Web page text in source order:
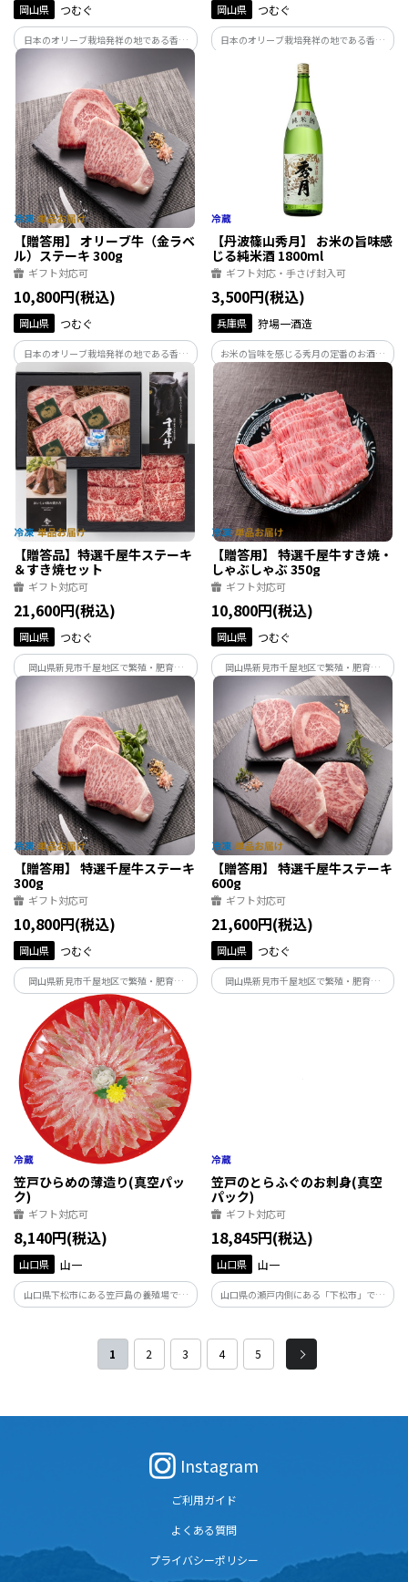
岡山県 つむぐ
日本のオリーブ栽培発祥の地である香川
気候風土のなかで古くから育まれてきた
讃岐牛。2つの歴史が融合しオリーブ搾り
果実を与え育て上げた讃岐牛、それが
「オリーブ牛」です。
岡山県 つむぐ
日本のオリーブ栽培発祥の地である香川
気候風土のなかで古くから育まれてきた
讃岐牛。2つの歴史が融合しオリーブ搾り
果実を与え育て上げた讃岐牛、それが
「オリーブ牛」です。
【贈答用】 オリーブ牛（金ラベ
ル）ステーキ 300g
ギフト対応可
10,800円(税込)
岡山県 つむぐ
日本のオリーブ栽培発祥の地である香川
県・小豆島のオリーブと瀬戸内の温暖な
気候風土のなかで古くから育まれてきた
讃岐牛。2つの歴史が融合しオリーブ搾り
果実を与え育て上げた讃岐牛、それが
「オリーブ牛」です。
【丹波篠山秀月】 お米の旨味感
じる純米酒 1800ml
ギフト対応・手さげ封入可
3,500円(税込)
兵庫県 狩場一酒造
お米の旨味を感じる秀月の定番のお酒。
丹波篠山の豊かな自然の中で、丹波杜氏
の技により丁寧に仕込まれた特別純米酒
です。１年以上貯蔵することで落ち着いた
味になり、和食中心に食事に寄り添うお
酒です。
【贈答品】特選千屋牛ステーキ
＆すき焼セット
ギフト対応可
21,600円(税込)
岡山県 つむぐ
岡山県新見市千屋地区で繁殖・肥育さ
蔓牛（つるうし）、「竹の谷蔓（たけの
たにつる）」の血統を引く年間生産頭数
700頭に満たない希少価値の高い「千屋
牛」をお届け。
【贈答用】 特選千屋牛すき焼・
しゃぶしゃぶ 350g
ギフト対応可
10,800円(税込)
岡山県 つむぐ
岡山県新見市千屋地区で繁殖・肥育さ
れ、日本最古の和牛のルーツといわれる
蔓牛（つるうし）、「竹の谷蔓（たけの
たにつる）」の血統を引く年間生産頭数
700頭に満たない希少価値の高い「千屋
牛」をお届け。
【贈答用】 特選千屋牛ステーキ
300g
ギフト対応可
10,800円(税込)
岡山県 つむぐ
岡山県新見市千屋地区で繁殖・肥育さ
れ、日本最古の和牛のルーツといわれる
蔓牛（つるうし）、「竹の谷蔓（たけの
たにつる）」の血統を引く年間生産頭数
700頭に満たない希少価値の高い「千屋
牛」をお届け。
【贈答用】 特選千屋牛ステーキ
600g
ギフト対応可
21,600円(税込)
岡山県 つむぐ
岡山県新見市千屋地区で繁殖・肥育さ
れ、日本最古の和牛のルーツといわれる
笠戸ひらめの薄造り(真空パッ
ク)
ギフト対応可
8,140円(税込)
山口県 山一
山口県下松市にある笠戸島の養殖場で育
てられたブランドひらめ「笠戸ひらめ」
育てられた下松市を代表する特産品です。
笠戸のとらふぐのお刺身(真空
パック)
ギフト対応可
18,845円(税込)
山口県 山一
山口県の瀬戸内側にある「下松市」で大
切に育てられた「笠戸とらふぐ」です。最
みください。
1 2 3 4 5
Instagram
ご利用ガイド
よくある質問
プライバシーポリシー